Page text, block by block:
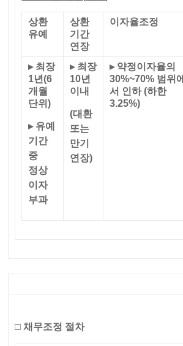
상환
유예
상환
기간
연장
이자율조정
▸ 최장
1년(6
개월
단위)
▸ 유예
기간
중
정상
이자
부과
▸ 최장
10년
이내
(대환
또는
만기
연장)
▸ 약정이자율의
30%~70% 범위에
서 인하 (하한
3.25%)
□채무조정 절차